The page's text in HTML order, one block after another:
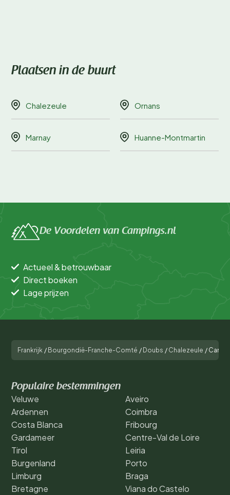
Plaatsen in de buurt
Chalezeule Ornans
Marnay Huanne-Montmartin
De Voordelen van Campings.nl
Actueel & betrouwbaar
Direct boeken
Lage prijzen
Frankrijk / Bourgondië-Franche-Comté / Doubs / Chalezeule /
Populaire bestemmingen
Veluwe
Ardennen
Costa Blanca
Gardameer
Tirol
Burgenland
Limburg
Bretagne
Aveiro
Coimbra
Fribourg
Centre-Val de Loire
Leiria
Porto
Braga
Viana do Castelo